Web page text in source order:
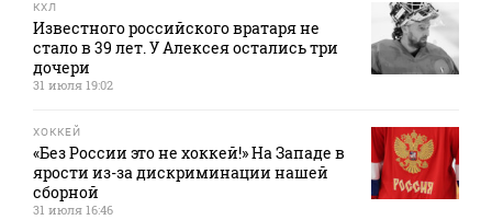
КХЛ
Известного российского вратаря не
стало в 39 лет. У Алексея остались три
дочери
31 июля 19:02
ХОККЕЙ
«Без России это не хоккей!» На Западе в
ярости из-за дискриминации нашей
сборной
31 июля 16:46